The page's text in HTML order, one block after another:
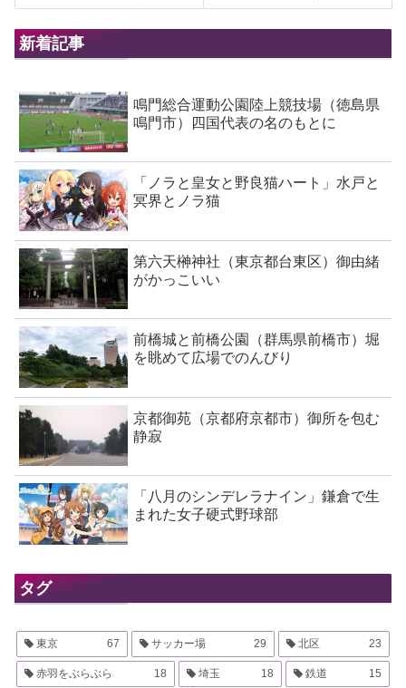
新着記事
鳴門総合運動公園陸上競技場（徳島県
鳴門市）四国代表の名のもとに
「ノラと皇女と野良猫ハート」水戸と
冥界とノラ猫
第六天榊神社（東京都台東区）御由緒
がかっこいい
前橋城と前橋公園（群馬県前橋市）堀
を眺めて広場でのんびり
京都御苑（京都府京都市）御所を包む
静寂
「八月のシンデレラナイン」鎌倉で生
まれた女子硬式野球部
タグ
東京 67 サッカー場 29 北区 23
赤羽をぶらぶら 18 埼玉 18 鉄道 15